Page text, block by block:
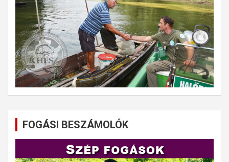
FOGÁSI BESZÁMOLÓK